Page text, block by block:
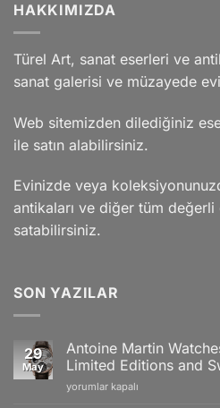
HAKKIMIZDA
Türel Art, sanat eserleri ve
sanat galerisi ve müzayede
Web sitemizden dilediğiniz
ile satın alabilirsiniz.
Evinizde veya
antikaları ve diğer tüm
satabilirsiniz.
SON YAZILAR
29
May
Antoine Martin
Limited Editions and
Antoine
yorumlar kapalı